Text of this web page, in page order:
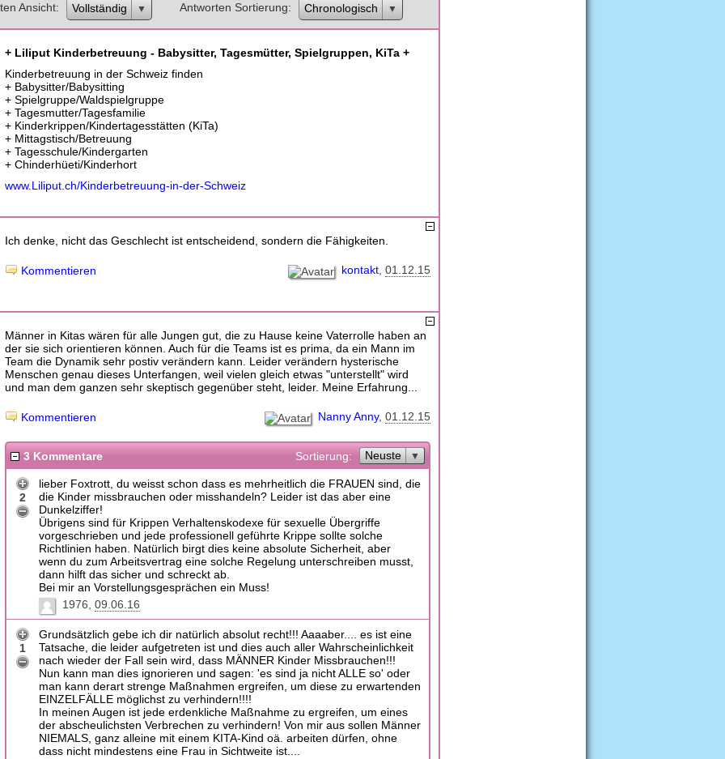
Ansicht Vollständig Antworten Sortierung Chronologisch
+ Liliput Kinderbetreuung - Babysitter, Tagesmütter, Spielgruppen, KiTa +
Kinderbetreuung in der Schweiz finden
+ Babysitter/Babysitting
+ Spielgruppe/Waldspielgruppe
+ Tagesmutter/Tagesfamilie
+ Kinderkrippen/Kindertagesstätten (KiTa)
+ Mittagstisch/Betreuung
+ Tagesschule/Kindergarten
+ Chinderhüeti/Kinderhort
www.Liliput.ch/Kinderbetreuung-in-der-Schweiz
Ich denke, nicht das Geschlecht ist entscheidend, sondern die Fähigkeiten.
kontakt 01.12.15
Kommentieren
Männer in Kitas wären für alle Jungen gut, die zu Hause keine Vaterrolle haben an
der sie sich orientieren können. Auch für die Teams ist es prima, da ein Mann im
Team die Dynamik sehr postiv verändern kann. Leider verändern hysterische
Menschen genau dieses Unterfangen, weil vielen gleich etwas "unterstellt" wird
und man dem ganzen sehr skeptisch gegenüber steht, leider. Meine Erfahrung...
Nanny Anny 01.12.15
Kommentieren
3 Kommentare Sortierung: Neuste
2
lieber Foxtrott, du weisst schon dass es mehrheitlich die FRAUEN sind, die
die Kinder missbrauchen oder misshandeln? Leider ist das aber eine
Dunkelziffer!
Übrigens sind für Krippen Verhaltenskodexe für sexuelle Übergriffe
vorgeschrieben und jede professionell geführte Krippe sollte solche
Richtlinien haben. Natürlich birgt dies keine absolute Sicherheit, aber
wenn du zum Arbeitsvertrag eine solche Regelung unterschreiben musst,
dann hilft das sicher und schreckt ab.
Bei mir an Vorstellungsgesprächen ein Muss!
1976 09.06.16
1
Grundsätzlich gebe ich dir natürlich absolut recht!!! Aaaaber.... es ist eine
Tatsache, die leider aufgetreten ist und dies auch aller Wahrscheinlichkeit
nach wieder der Fall sein wird, dass MÄNNER Kinder Missbrauchen!!!
Nun kann man dies ignorieren und sagen: 'es sind ja nicht ALLE so' oder
man kann derart strenge Maßnahmen ergreifen, um diese zu erwartenden
EINZELFÄLLE möglichst zu verhindern!!!!
In meinen Augen ist jede erdenkliche Maßnahme zu ergreifen, um eines
der abscheulichsten Verbrechen zu verhindern! Von mir aus sollen Männer
NIEMALS, ganz alleine mit einem KITA-Kind oä. arbeiten dürfen, ohne
dass nicht mindestens eine Frau in Sichtweite ist....